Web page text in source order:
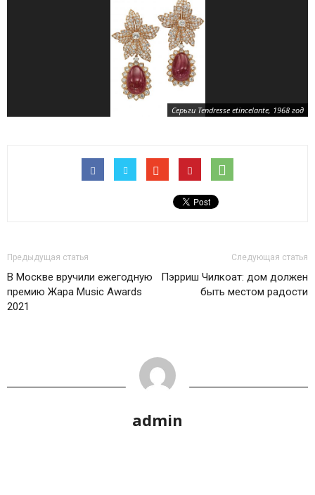
Серьги Tendresse etincelante, 1968 год
Предыдущая статья
В Москве вручили ежегодную
премию Жара Music Awards
2021
Следующая статья
Пэрриш Чилкоат: дом должен
быть местом радости
admin